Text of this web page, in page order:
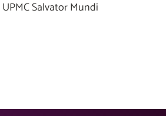
Salvator Mundi